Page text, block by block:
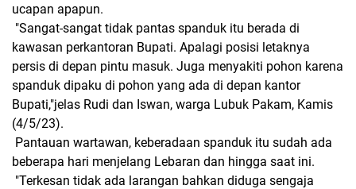
ucapan apapun.
"Sangat-sangat tidak pantas spanduk itu berada di
kawasan perkantoran Bupati. Apalagi posisi letaknya
persis di depan pintu masuk. Juga menyakiti pohon karena
spanduk dipaku di pohon yang ada di depan kantor
Bupati,"jelas Rudi dan Iswan, warga Lubuk Pakam, Kamis
(4/5/23).
Pantauan wartawan, keberadaan spanduk itu sudah ada
beberapa hari menjelang Lebaran dan hingga saat ini.
"Terkesan tidak ada larangan bahkan diduga sengaja